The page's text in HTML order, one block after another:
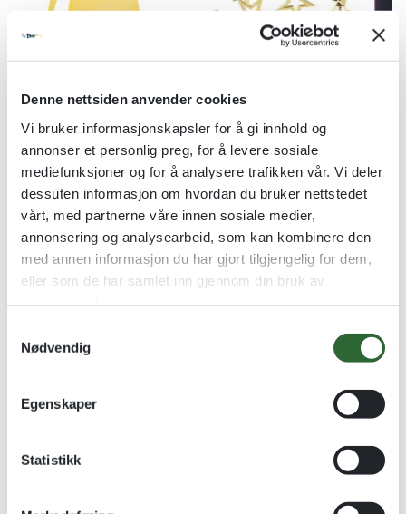
Denne nettsiden anvender cookies
Vi bruker informasjonskapsler for å gi innhold og
annonser et personlig preg, for å levere sosiale
mediefunksjoner og for å analysere trafikken vår. Vi deler
dessuten informasjon om hvordan du bruker nettstedet
vårt, med partnerne våre innen sosiale medier,
annonsering og analysearbeid, som kan kombinere den
med annen informasjon du har gjort tilgjengelig for dem,
eller som de har samlet inn gjennom din bruk av
Nødvendig
Egenskaper
Statistikk
Stjernegull – Metall 20cm
Metall-statuett i gullvalør
kr213,00
Se alternativer
Golden Stars Søylestatuett
skinnende perlemor detaljer
kr175,00 – kr